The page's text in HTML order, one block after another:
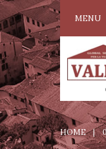
MENU
HOME